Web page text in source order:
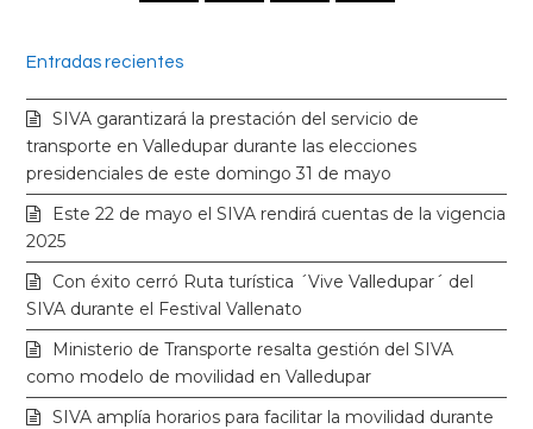
i
t
t
e
r
c
e
b
o
o
k
s
t
a
g
r
a
u
t
u
b
e
Entradas recientes
SIVA garantizará la prestación del servicio de
transporte en Valledupar durante las elecciones
presidenciales de este domingo 31 de mayo
Este 22 de mayo el SIVA rendirá cuentas de la vigencia
2025
Con éxito cerró Ruta turística ´Vive Valledupar´ del
SIVA durante el Festival Vallenato
Ministerio de Transporte resalta gestión del SIVA
como modelo de movilidad en Valledupar
SIVA amplía horarios para facilitar la movilidad durante